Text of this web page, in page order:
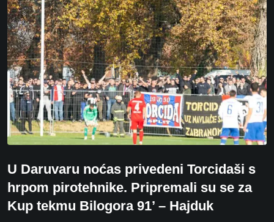
U Daruvaru noćas privedeni Torcidaši s
hrpom pirotehnike. Pripremali su se za
Kup tekmu Bilogora 91’ – Hajduk